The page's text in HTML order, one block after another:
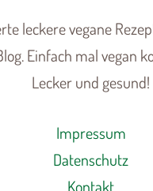
leckere vegane
Einfach mal vegan
Lecker und gesund!
Impressum
Datenschutz
Kontakt